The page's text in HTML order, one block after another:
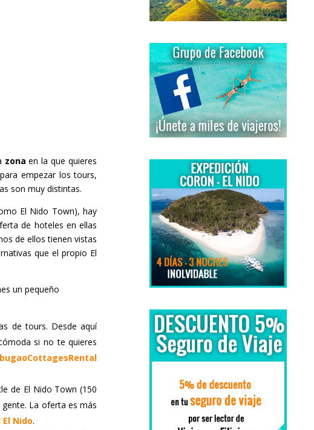
zona en la que quieres
empezar los tours,
son muy distintas.
El Nido Town), hay
de hoteles en ellas
de ellos tienen vistas
que el propio El
un pequeño
de tours. Desde aquí
si no te quieres
de El Nido Town (150
La oferta es más
Nido.